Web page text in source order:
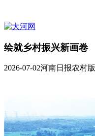
绘就乡村振兴新画卷
2026-07-02河南日报农村版